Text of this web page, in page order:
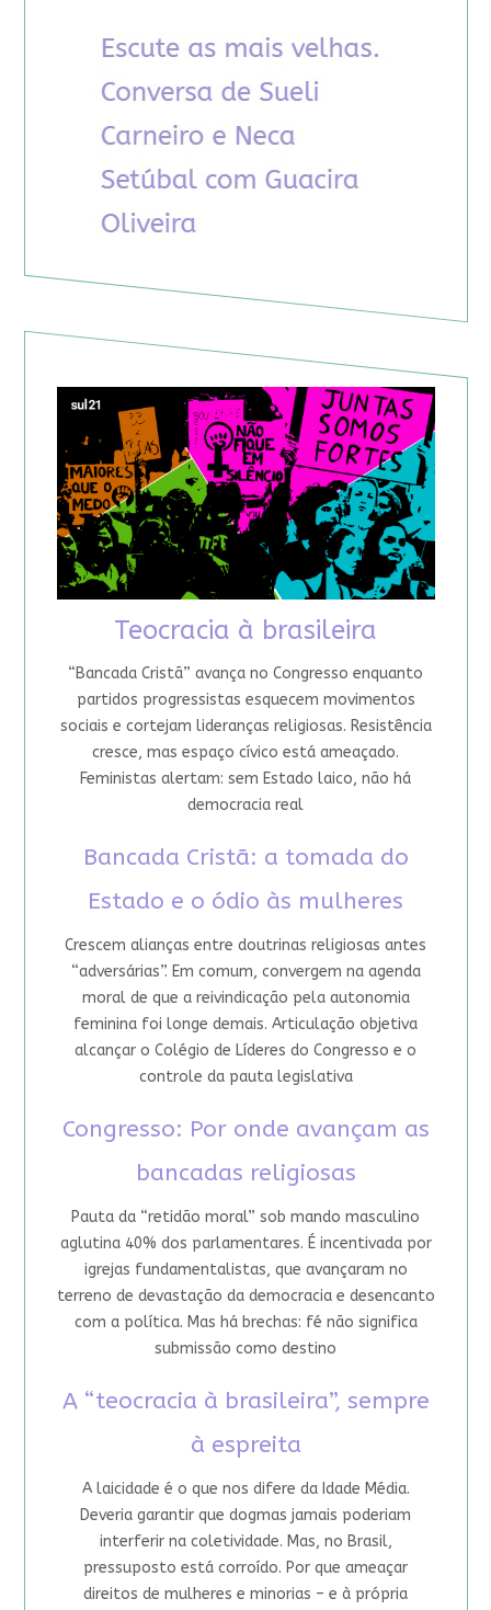
Teocracia à brasileira
“Bancada Cristã” avança no Congresso enquanto
partidos progressistas esquecem movimentos
sociais e cortejam lideranças religiosas. Resistência
cresce, mas espaço cívico está ameaçado.
Feministas alertam: sem Estado laico, não há
democracia real
Bancada Cristã: a tomada do
Estado e o ódio às mulheres
Crescem alianças entre doutrinas religiosas antes
“adversárias”. Em comum, convergem na agenda
moral de que a reivindicação pela autonomia
feminina foi longe demais. Articulação objetiva
alcançar o Colégio de Líderes do Congresso e o
controle da pauta legislativa
Congresso: Por onde avançam as
bancadas religiosas
Pauta da “retidão moral” sob mando masculino
aglutina 40% dos parlamentares. É incentivada por
igrejas fundamentalistas, que avançaram no
terreno de devastação da democracia e desencanto
com a política. Mas há brechas: fé não significa
submissão como destino
A “teocracia à brasileira”, sempre
à espreita
A laicidade é o que nos difere da Idade Média.
Deveria garantir que dogmas jamais poderiam
interferir na coletividade. Mas, no Brasil,
pressuposto está corroído. Por que ameaçar
direitos de mulheres e minorias – e à própria